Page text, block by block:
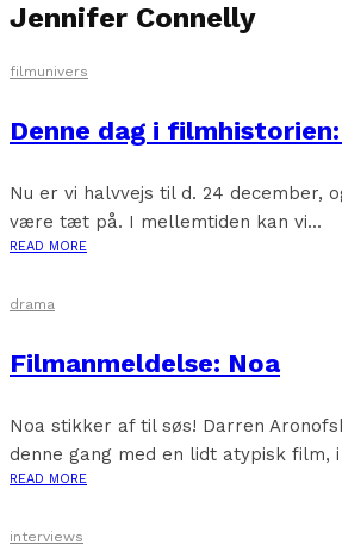
Jennifer Connelly
filmunivers
Denne dag i
Nu er vi halvvejs til d. 24 december,
være tæt på. I mellemtiden kan vi...
READ MORE
drama
Filmanmeldelse: Noa
Noa stikker af til søs! Darren
denne gang med en lidt atypisk film,
READ MORE
interviews